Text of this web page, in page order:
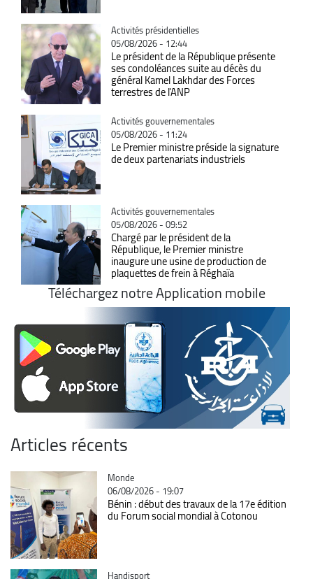
Catégorie
Activités présidentielles
05/08/2026 - 12:44
Le président de la République présente
ses condoléances suite au décès du
général Kamel Lakhdar des Forces
terrestres de l'ANP
Catégorie
Activités gouvernementales
05/08/2026 - 11:24
Le Premier ministre préside la signature
de deux partenariats industriels
Catégorie
Activités gouvernementales
05/08/2026 - 09:52
Chargé par le président de la
République, le Premier ministre
inaugure une usine de production de
plaquettes de frein à Réghaïa
Téléchargez notre Application mobile
Articles récents
Catégorie
Monde
06/08/2026 - 19:07
Bénin : début des travaux de la 17e édition
du Forum social mondial à Cotonou
Catégorie
Handisport